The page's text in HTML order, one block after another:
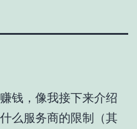
钱，像我接下来介绍
么服务商的限制（其